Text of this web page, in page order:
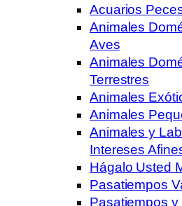
Acuarios
Animales
Aves
Animales
Terrestres
Animales
Animales
Animales y
Intereses
Hágalo Usted
Pasatiempos
Pasatiempos y